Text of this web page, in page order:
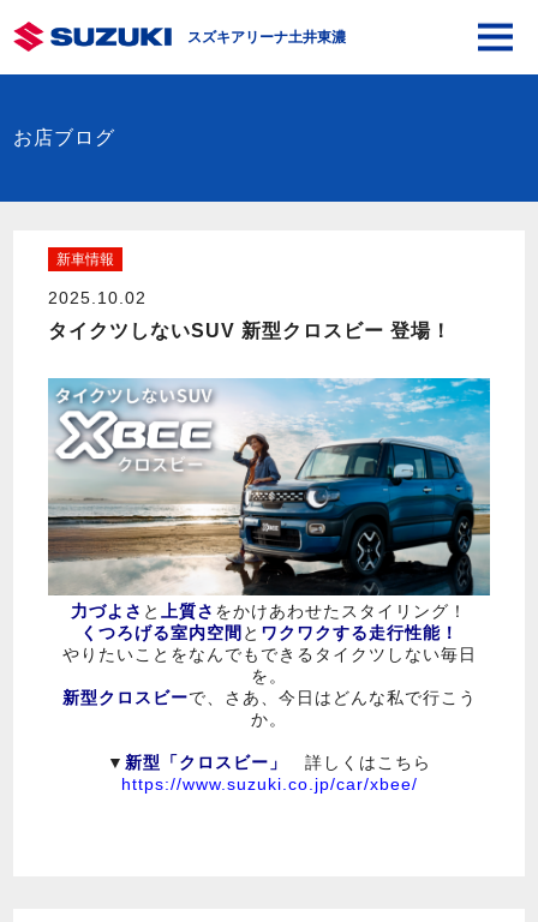
スズキアリーナ土井東濃
お店ブログ
新車情報
2025.10.02
タイクツしないSUV 新型クロスビー 登場！
力づよさ と 上質さ をかけあわせたスタイリング！
くつろげる室内空間 と ワクワクする走行性能！
やりたいことをなんでもできるタイクツしない毎日
を。
新型クロスビーで、さあ、今日はどんな私で行こう
か。
▼ 新型「クロスビー」
詳しくはこちら
https://www.suzuki.co.jp/car/xbee/